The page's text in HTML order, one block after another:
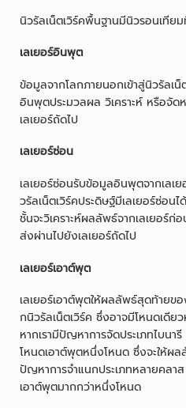
นิวรัลเน็ตเวิร์คพื้นฐานมีนิวรอนเทีย
เลเยอร์อินพุต
ข้อมูลจากโลกภายนอกเข้าสู่นิวรัลเ
อินพุตประมวลผล วิเคราะห์ หรือจั
เลเยอร์ถัดไป
เลเยอร์ซ่อน
เลเยอร์ซ่อนรับข้อมูลอินพุตจากเลเ
วรัลเน็ตเวิร์คประดิษฐ์มีเลเยอร์ซ่อน
ชั้นจะวิเคราะห์ผลลัพธ์จากเลเยอร์ก่
ส่งผ่านไปยังเลเยอร์ถัดไป
เลเยอร์เอาต์พุต
เลเยอร์เอาต์พุตให้ผลลัพธ์สุดท้าย
กนิวรัลเน็ตเวิร์ค ซึ่งอาจมีโหนดเดีย
หากเรามีปัญหาการจัดประเภทไบนา
โหนดเอาต์พุตหนึ่งโหนด ซึ่งจะให้ผ
ปัญหาการจำแนกประเภทหลายคลา
เอาต์พุตมากกว่าหนึ่งโหนด